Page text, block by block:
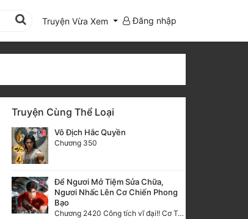
Truyện Vừa Xem Đăng nhập
Truyện Cùng Thể Loại
Vô Địch Hắc Quyền
Chương 350
Để Ngươi Mở Tiệm Sửa Chữa,
Ngươi Nhấc Lên Cơ Chiến Phong
Bạo
Chương 2420 Công tích vĩ đại!! Cơ Tu Chi Thần?!